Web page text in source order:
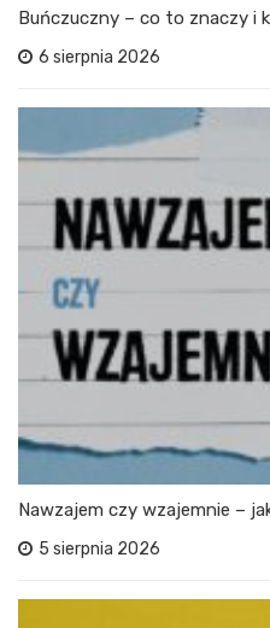
Buńczuczny – co to znaczy i
6 sierpnia 2026
Nawzajem czy wzajemnie –
5 sierpnia 2026